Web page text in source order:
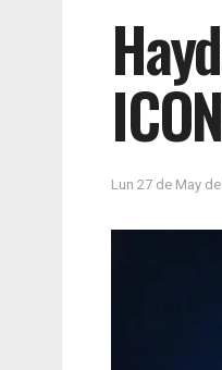
Lun 27 de May